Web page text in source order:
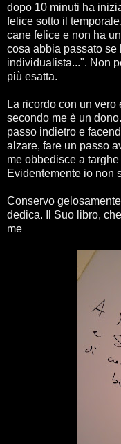
dopo 10 minuti ha
felice sotto il
cane felice e non ha
cosa abbia passato
individualista...". Non
più esatta.
La ricordo con un
secondo me è un
passo indietro e
alzare, fare un passo
me obbedisce a
Evidentemente io non
Conservo
dedica. Il Suo libro,
me